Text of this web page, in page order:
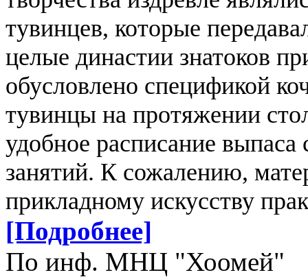
тувинцев, которые
целые династии знатоков
обусловлено спецификой
тувинцы на протяжении
удобное расписание
занятий. К сожалению,
прикладному искусству
[Подробнее]
По инф. МНЦ "Хоомей"